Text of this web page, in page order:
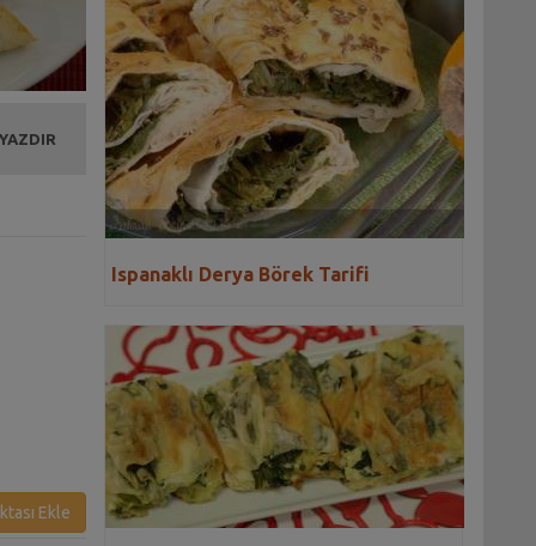
Ekle
Ispanaklı Derya Börek Tarifi